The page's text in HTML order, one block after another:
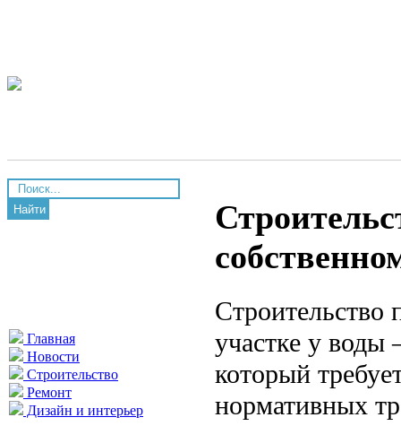
Найти
Главная
Новости
Строительство
Ремонт
Дизайн и интерьер
Строительство
участке у
который
нормативных